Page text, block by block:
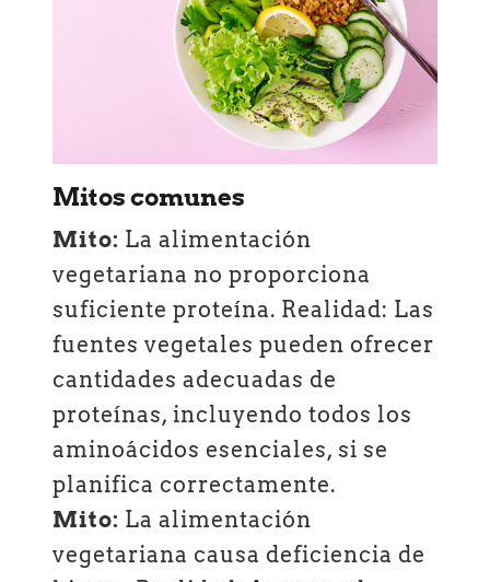
Mitos comunes
Mito: La alimentación
vegetariana no proporciona
suficiente proteína. Realidad: Las
fuentes vegetales pueden ofrecer
cantidades adecuadas de
proteínas, incluyendo todos los
aminoácidos esenciales, si se
planifica correctamente.
Mito: La alimentación
vegetariana causa deficiencia de